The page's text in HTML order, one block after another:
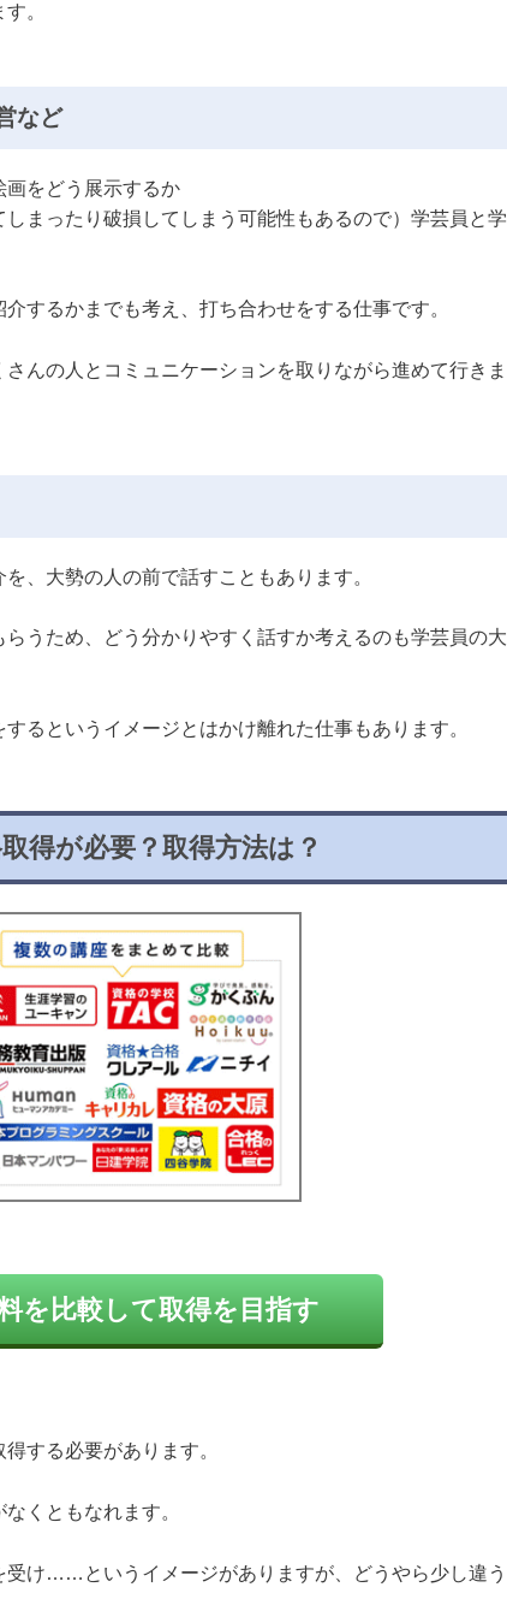
。
など
画をどう展示するか
しまったり破損してしまう可能性もあるので）学芸員と学
するかまでも考え、打ち合わせをする仕事です。
んの人とコミュニケーションを取りながら進めて行きま
、大勢の人の前で話すこともあります。
うため、どう分かりやすく話すか考えるのも学芸員の大
るというイメージとはかけ離れた仕事もあります。
得が必要？取得方法は？
を比較して取得を目指す
する必要があります。
くともなれます。
受け……というイメージがありますが、どうやら少し違う